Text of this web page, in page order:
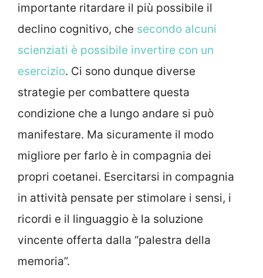
importante ritardare il più possibile il
declino cognitivo, che secondo alcuni
scienziati è possibile invertire con un
esercizio. Ci sono dunque diverse
strategie per combattere questa
condizione che a lungo andare si può
manifestare. Ma sicuramente il modo
migliore per farlo è in compagnia dei
propri coetanei. Esercitarsi in compagnia
in attività pensate per stimolare i sensi, i
ricordi e il linguaggio è la soluzione
vincente offerta dalla “palestra della
memoria”.